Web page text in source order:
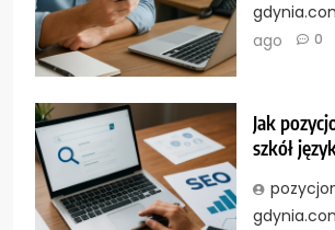
ago
0
Jak
szkół